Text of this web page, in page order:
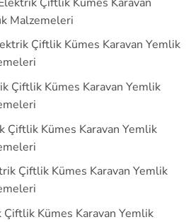
Malzemeleri
Çiftlik Kümes Karavan Yemlik
Çiftlik Kümes Karavan Yemlik
Çiftlik Kümes Karavan Yemlik
Çiftlik Kümes Karavan Yemlik
Çiftlik Kümes Karavan Yemlik